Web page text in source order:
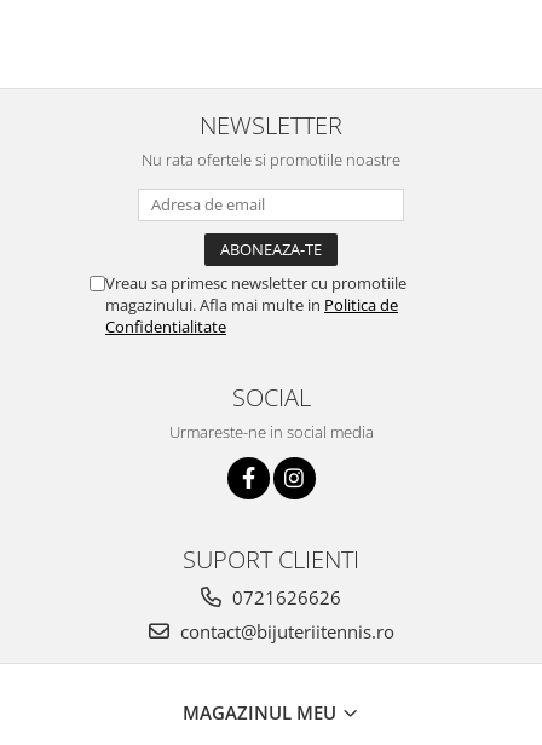
NEWSLETTER
Nu rata ofertele si promotiile noastre
Vreau sa primesc newsletter cu promotiile
magazinului. Afla mai multe in Politica de
Confidentialitate
SOCIAL
Urmareste-ne in social media
SUPORT CLIENTI
0721626626
contact@bijuteriitennis.ro
MAGAZINUL MEU